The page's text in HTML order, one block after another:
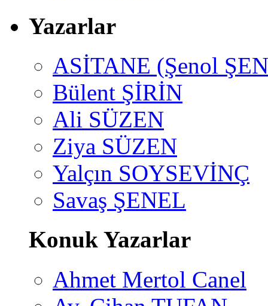
Yazarlar
ASİTANE (Şenol
Bülent ŞİRİN
Ali SÜZEN
Ziya SÜZEN
Yalçın SOYSEVİNÇ
Savaş ŞENEL
Konuk Yazarlar
Ahmet Mertol Canel